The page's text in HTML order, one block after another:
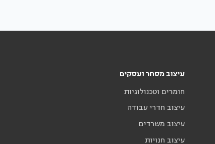
עיצוב מסחר ועסקים
חומרים וטכנולוגיות
עיצוב חדרי עבודה
עיצוב משרדים
עיצוב חנויות